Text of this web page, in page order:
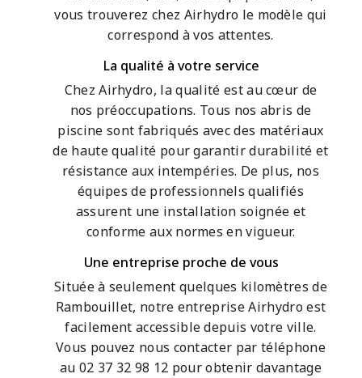
vous trouverez chez Airhydro le modèle qui
correspond à vos attentes.
La qualité à votre service
Chez Airhydro, la qualité est au cœur de
nos préoccupations. Tous nos abris de
piscine sont fabriqués avec des matériaux
de haute qualité pour garantir durabilité et
résistance aux intempéries. De plus, nos
équipes de professionnels qualifiés
assurent une installation soignée et
conforme aux normes en vigueur.
Une entreprise proche de vous
Située à seulement quelques kilomètres de
Rambouillet, notre entreprise Airhydro est
facilement accessible depuis votre ville.
Vous pouvez nous contacter par téléphone
au 02 37 32 98 12 pour obtenir davantage